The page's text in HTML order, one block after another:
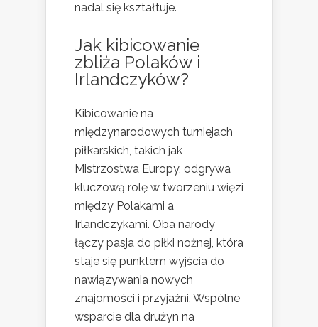
nadal się kształtuje.
Jak kibicowanie
zbliża Polaków i
Irlandczyków?
Kibicowanie na
międzynarodowych turniejach
piłkarskich, takich jak
Mistrzostwa Europy, odgrywa
kluczową rolę w tworzeniu więzi
między Polakami a
Irlandczykami. Oba narody
łączy pasja do piłki nożnej, która
staje się punktem wyjścia do
nawiązywania nowych
znajomości i przyjaźni. Wspólne
wsparcie dla drużyn na